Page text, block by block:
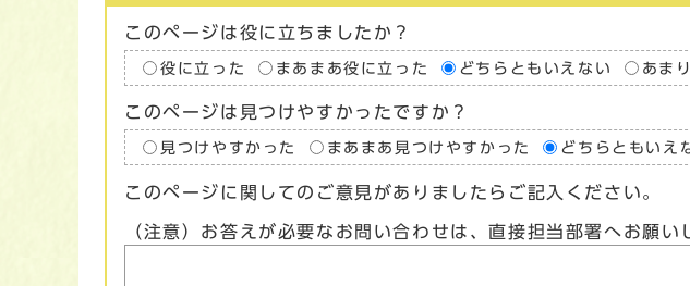
このページは役に立ちましたか？
役に立った まあまあ役に立った どちらともいえない あま
このページは見つけやすかったですか？
見つけやすかった まあまあ見つけやすかった どちらともいえ
このページに関してのご意見がありましたらご記入ください。
（注意）お答えが必要なお問い合わせは、直接担当部署へお願